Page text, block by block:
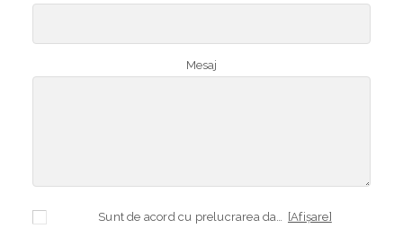
Mesaj
[Afișare]